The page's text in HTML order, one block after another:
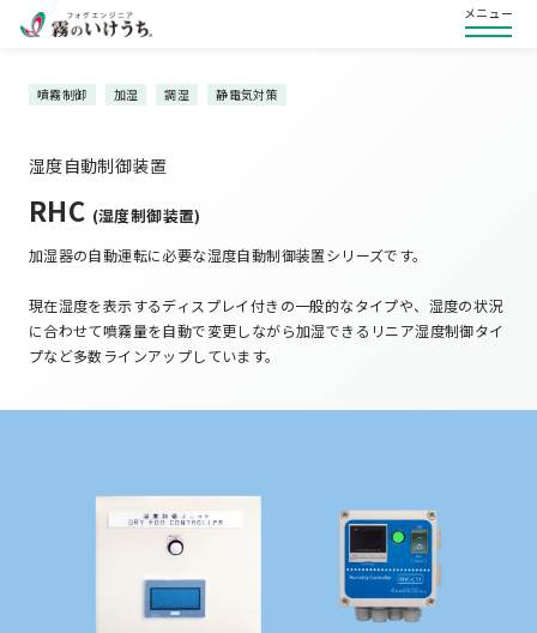
メニュー
噴霧制御 加湿 調湿 静電気対策
湿度自動制御装置
RHC (湿度制御装置)
加湿器の自動運転に必要な湿度自動制御装置シリーズです。
現在湿度を表示するディスプレイ付きの一般的なタイプや、湿度の状況
に合わせて噴霧量を自動で変更しながら加湿できるリニア湿度制御タイ
プなど多数ラインアップしています。